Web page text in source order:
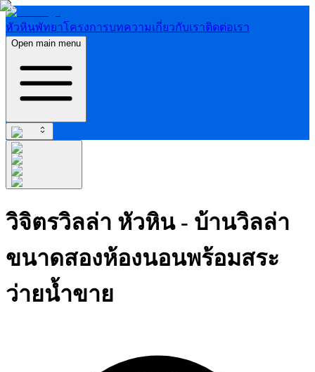
หัวหินพัทยาโครงการบทความเกี่ยวกับเราติดต่อเรา
Open main menu
วิจิตรวิลล่า หัวหิน - บ้านวิลล่า
ขนาดสองห้องนอนพร้อมสระ
ว่ายน้ำขาย